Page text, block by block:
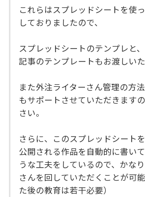
これらはスプレッドシートを使
しておりましたので、
スプレッドシートのテンプレと、
記事のテンプレートもお渡しいた
また外注ライターさん管理の方
もサポートさせていただきます
さい。
さらに、このスプレッドシート
公開される作品を自動的に書い
うな工夫をしているので、かな
さんを回していただくことが可
た後の教育は若干必要）